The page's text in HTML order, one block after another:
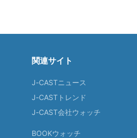
関連サイト
J-CASTニュース
J-CASTトレンド
J-CAST会社ウォッチ
BOOKウォッチ